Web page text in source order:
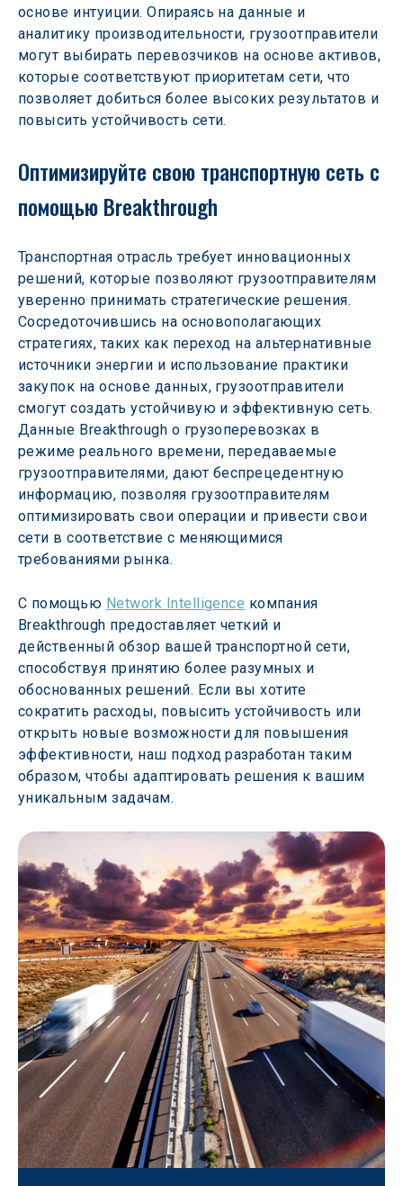
основе интуиции. Опираясь на данные и
аналитику производительности, грузоотправители
могут выбирать перевозчиков на основе активов,
которые соответствуют приоритетам сети, что
позволяет добиться более высоких результатов и
повысить устойчивость сети.
Оптимизируйте свою транспортную сеть с
помощью Breakthrough
Транспортная отрасль требует инновационных
решений, которые позволяют грузоотправителям
уверенно принимать стратегические решения.
Сосредоточившись на основополагающих
стратегиях, таких как переход на альтернативные
источники энергии и использование практики
закупок на основе данных, грузоотправители
смогут создать устойчивую и эффективную сеть.
Данные Breakthrough о грузоперевозках в
режиме реального времени, передаваемые
грузоотправителями, дают беспрецедентную
информацию, позволяя грузоотправителям
оптимизировать свои операции и привести свои
сети в соответствие с меняющимися
требованиями рынка.
С помощью Network Intelligence компания
Breakthrough предоставляет четкий и
действенный обзор вашей транспортной сети,
способствуя принятию более разумных и
обоснованных решений. Если вы хотите
сократить расходы, повысить устойчивость или
открыть новые возможности для повышения
эффективности, наш подход разработан таким
образом, чтобы адаптировать решения к вашим
уникальным задачам.